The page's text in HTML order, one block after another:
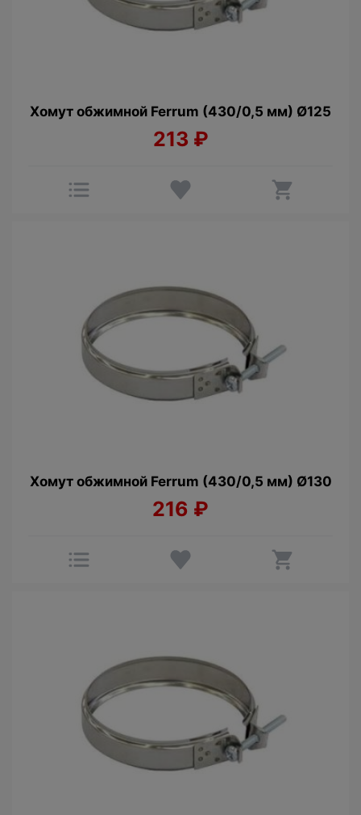
Хомут обжимной Ferrum (430/0,5 мм) Ø125
213 ₽
Хомут обжимной Ferrum (430/0,5 мм) Ø130
216 ₽